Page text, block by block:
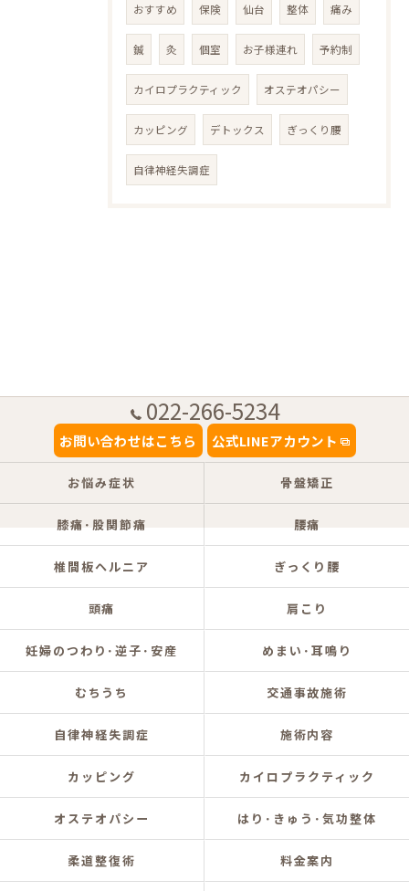
おすすめ 保険 仙台 整体 痛み
鍼 灸 個室 お子様連れ 予約制
カイロプラクティック オステオパシー
カッピング デトックス ぎっくり腰
自律神経失調症
022-266-5234
お問い合わせはこちら 公式LINEアカウント
お悩み症状 骨盤矯正
膝痛･股関節痛 腰痛
椎間板ヘルニア ぎっくり腰
頭痛 肩こり
妊婦のつわり･逆子･安産 めまい･耳鳴り
むちうち 交通事故施術
自律神経失調症 施術内容
カッピング カイロプラクティック
オステオパシー はり･きゅう･気功整体
柔道整復術 料金案内